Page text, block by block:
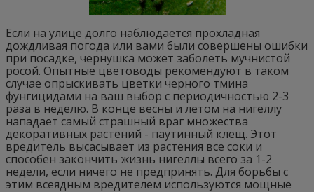
Если на улице долго наблюдается прохладная
дождливая погода или вами были совершены ошибки
при посадке, чернушка может заболеть мучнистой
росой. Опытные цветоводы рекомендуют в таком
случае опрыскивать цветки черного тмина
фунгицидами на ваш выбор с периодичностью 2-3
раза в неделю. В конце весны и летом на нигеллу
нападает самый страшный враг множества
декоративных растений - паутинный клещ. Этот
вредитель высасывает из растения все соки и
способен закончить жизнь нигеллы всего за 1-2
недели, если ничего не предпринять. Для борьбы с
этим всеядным вредителем используются мощные